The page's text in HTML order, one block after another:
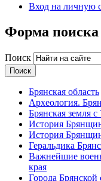
Вход на личную
Форма поиска
Поиск
Брянская область
Археология.
Брянская земля
История
История
Геральдика
Важнейшие
края
Города Брянской